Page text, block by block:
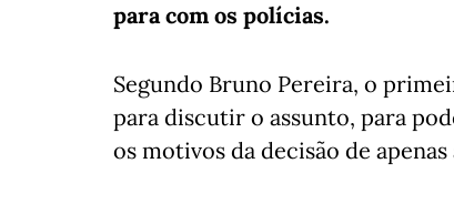
para com os polícias.
Segundo Bruno Pereira, o
para discutir o assunto, para
os motivos da decisão de